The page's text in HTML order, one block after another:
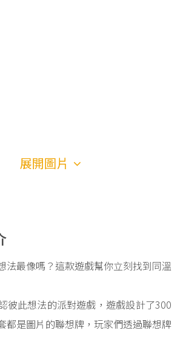
展開圖片
法最像嗎？這款遊戲幫你立刻找到同溫
彼此想法的派對遊戲，遊戲設計了300
都是圖片的聯想牌，玩家們透過聯想牌